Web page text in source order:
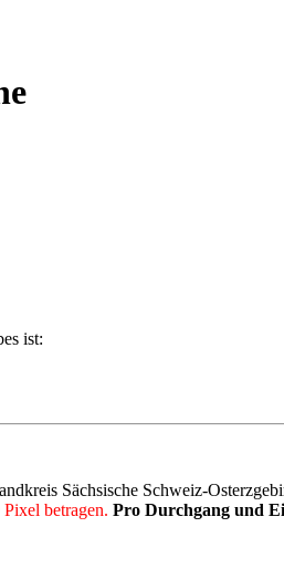
ist:
Sächsische Schweiz-
betragen. Pro Durchgang und